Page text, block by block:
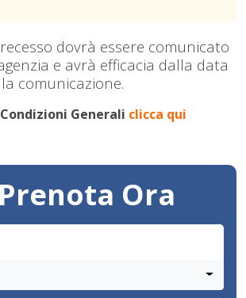
dovrà essere comunicato
e avrà efficacia dalla data
comunicazione.
Condizioni Generali clicca qui
Prenota Ora